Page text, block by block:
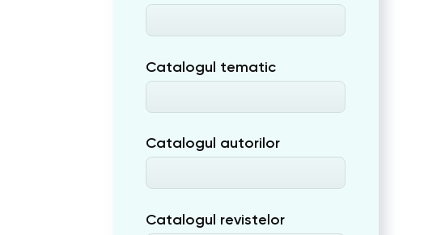
Catalogul tematic
Catalogul autorilor
Catalogul revistelor